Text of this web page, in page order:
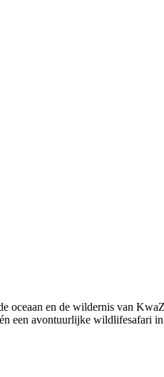
oceaan en de wildernis van
een avontuurlijke wildlifesafari